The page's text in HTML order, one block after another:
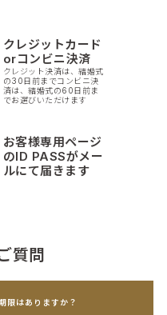
クレジットカード
orコンビニ決済
クレジット決済は、結婚式
の30日前までコンビニ決
済は、結婚式の60日前ま
でお選びいただけます
お客様専用ページ
のID PASSがメー
ルにて届きます
質問
限はありますか？